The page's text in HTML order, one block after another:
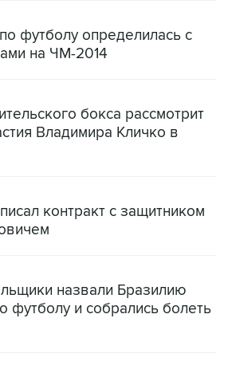
футболу определилась с
на ЧМ-2014
бокса рассмотрит
Владимира Кличко в
контракт с защитником
назвали Бразилию
и собрались болеть